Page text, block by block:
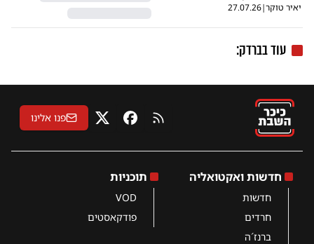
יאיר טוקר|
27.07.26
עוד בברדק:
RSS פייסבוקX פנו אלינו
חדשות ואקטואליה
חדשות
חרדים
ברנז´ה
תוכניות
VOD
פודקאסטים